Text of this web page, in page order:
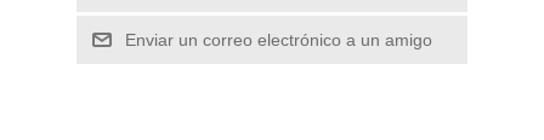
Enviar un correo electrónico a un amigo